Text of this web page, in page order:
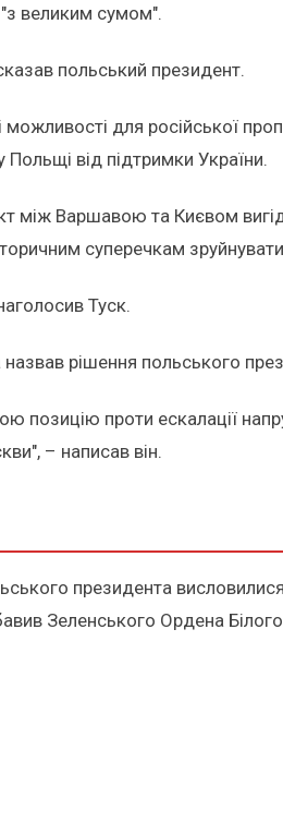
великим сумом".
польський президент.
для російської
Польщі від підтримки України.
Варшавою та Києвом
суперечкам
Туск.
назвав рішення польського
проти ескалації
– написав він.
президента
Зеленського Ордена